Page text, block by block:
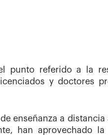
punto referido a la
y doctores
enseñanza a distancia
han aprovechado la